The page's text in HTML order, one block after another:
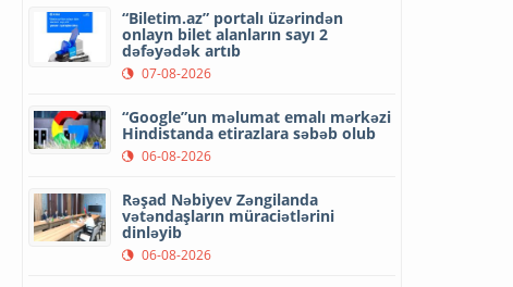
“Biletim.az” portalı üzərindən
onlayn bilet alanların sayı 2
dəfəyədək artıb
07-08-2026
“Google”un məlumat emalı mərkəzi
Hindistanda etirazlara səbəb olub
06-08-2026
Rəşad Nəbiyev Zəngilanda
vətəndaşların müraciətlərini
dinləyib
06-08-2026